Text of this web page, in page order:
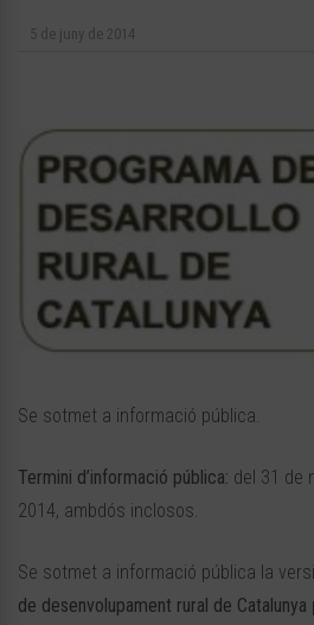
5 de juny de 2014
Se sotmet a informació pública.
Termini d’informació pública: del 31 de
2014, ambdós inclosos.
Se sotmet a informació pública la
de desenvolupament rural de Catalunya